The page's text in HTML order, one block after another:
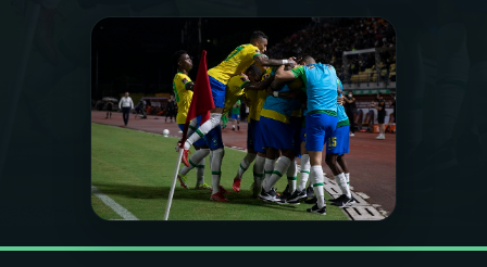
PODCASTS
VIDEOCASTS
07ÚLTIMAS